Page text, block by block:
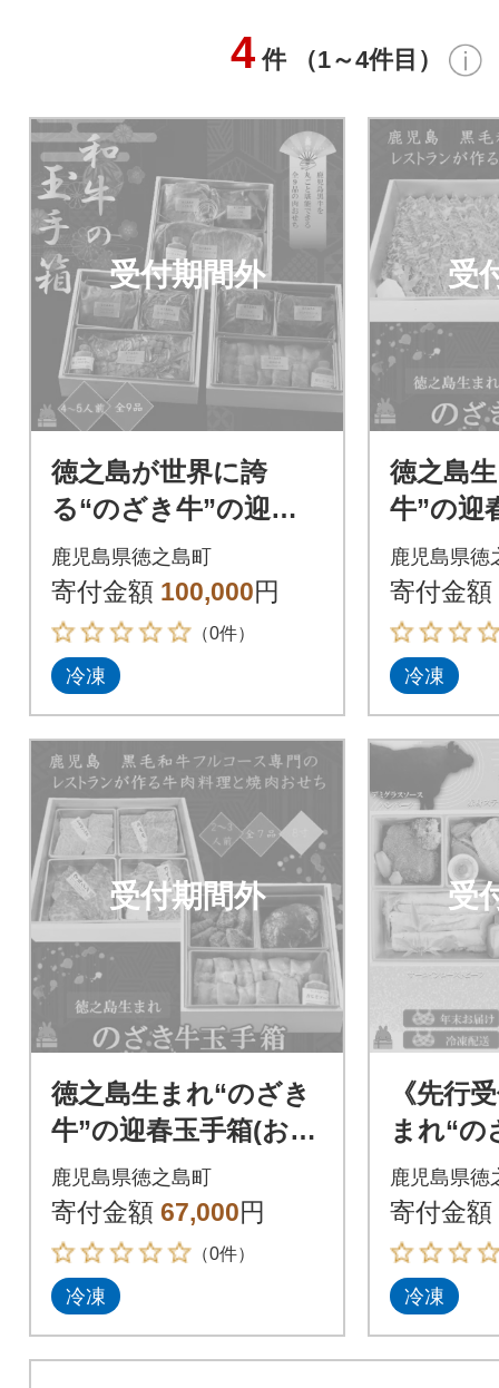
4 件 （1～4件目）
受付期間外
徳之島が世界に誇
る“のざき牛”の迎春
玉手箱(おせち)(三段)
鹿児島県徳之島町
寄付金額 100,000円
（0件）
冷凍
受
徳之島
牛”の迎
ち)赤身
(二段)
鹿児島県徳
寄付金額
冷凍
受付期間外
徳之島生まれ“のざき
牛”の迎春玉手箱(おせ
ち)焼肉希少部位セッ
ト(二段)
鹿児島県徳之島町
寄付金額 67,000円
（0件）
冷凍
受
《先行
まれ“の
島黒毛
好きの
せち」
鹿児島県徳
寄付金額
冷凍